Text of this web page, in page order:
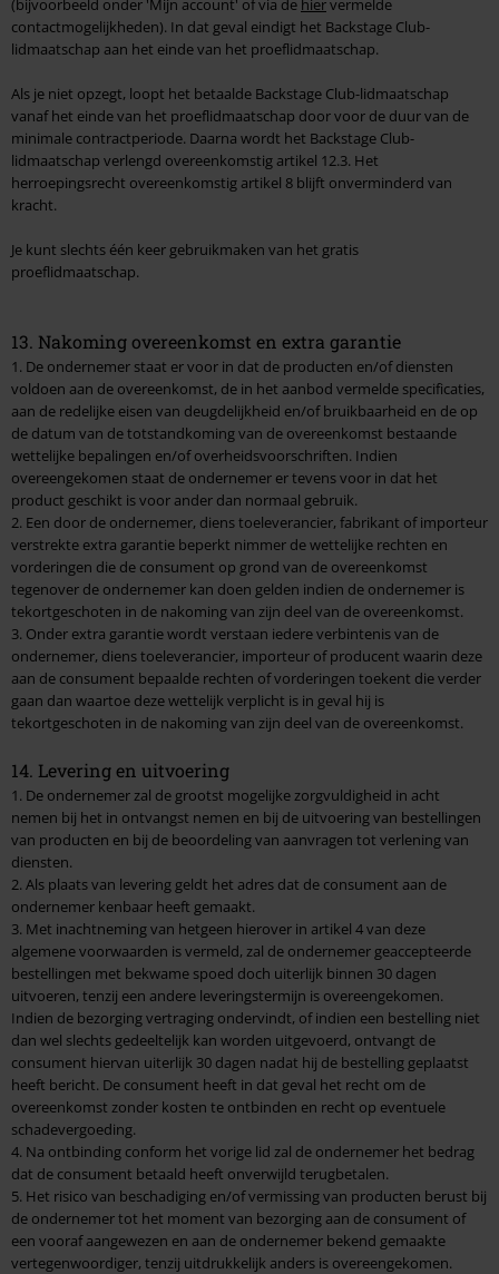
contactmogelijkheden). In dat geval eindigt het Backstage Club-
lidmaatschap aan het einde van het proeflidmaatschap.
Als je niet opzegt, loopt het betaalde Backstage Club-lidmaatschap
vanaf het einde van het proeflidmaatschap door voor de duur van de
minimale contractperiode. Daarna wordt het Backstage Club-
lidmaatschap verlengd overeenkomstig artikel 12.3. Het
herroepingsrecht overeenkomstig artikel 8 blijft onverminderd van
kracht.
Je kunt slechts één keer gebruikmaken van het gratis
proeflidmaatschap.
13. Nakoming overeenkomst en extra garantie
1. De ondernemer staat er voor in dat de producten en/of diensten
voldoen aan de overeenkomst, de in het aanbod vermelde specificaties,
aan de redelijke eisen van deugdelijkheid en/of bruikbaarheid en de op
de datum van de totstandkoming van de overeenkomst bestaande
wettelijke bepalingen en/of overheidsvoorschriften. Indien
overeengekomen staat de ondernemer er tevens voor in dat het
product geschikt is voor ander dan normaal gebruik.
2. Een door de ondernemer, diens toeleverancier, fabrikant of importeur
verstrekte extra garantie beperkt nimmer de wettelijke rechten en
vorderingen die de consument op grond van de overeenkomst
tegenover de ondernemer kan doen gelden indien de ondernemer is
tekortgeschoten in de nakoming van zijn deel van de overeenkomst.
3. Onder extra garantie wordt verstaan iedere verbintenis van de
ondernemer, diens toeleverancier, importeur of producent waarin deze
aan de consument bepaalde rechten of vorderingen toekent die verder
gaan dan waartoe deze wettelijk verplicht is in geval hij is
tekortgeschoten in de nakoming van zijn deel van de overeenkomst.
14. Levering en uitvoering
1. De ondernemer zal de grootst mogelijke zorgvuldigheid in acht
nemen bij het in ontvangst nemen en bij de uitvoering van bestellingen
van producten en bij de beoordeling van aanvragen tot verlening van
diensten.
2. Als plaats van levering geldt het adres dat de consument aan de
ondernemer kenbaar heeft gemaakt.
3. Met inachtneming van hetgeen hierover in artikel 4 van deze
algemene voorwaarden is vermeld, zal de ondernemer geaccepteerde
bestellingen met bekwame spoed doch uiterlijk binnen 30 dagen
uitvoeren, tenzij een andere leveringstermijn is overeengekomen.
Indien de bezorging vertraging ondervindt, of indien een bestelling niet
dan wel slechts gedeeltelijk kan worden uitgevoerd, ontvangt de
consument hiervan uiterlijk 30 dagen nadat hij de bestelling geplaatst
heeft bericht. De consument heeft in dat geval het recht om de
overeenkomst zonder kosten te ontbinden en recht op eventuele
schadevergoeding.
4. Na ontbinding conform het vorige lid zal de ondernemer het bedrag
dat de consument betaald heeft onverwijld terugbetalen.
5. Het risico van beschadiging en/of vermissing van producten berust bij
de ondernemer tot het moment van bezorging aan de consument of
een vooraf aangewezen en aan de ondernemer bekend gemaakte
vertegenwoordiger, tenzij uitdrukkelijk anders is overeengekomen.